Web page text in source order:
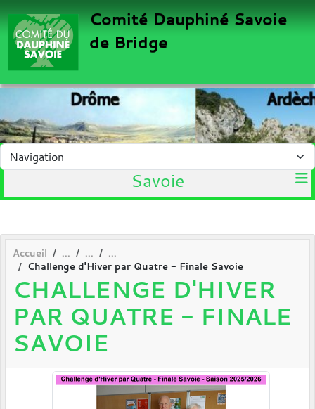
Comité Dauphiné Savoie
de Bridge
Savoie
Accueil
Challenge d'Hiver par Quatre - Finale Savoie
CHALLENGE D'HIVER
PAR QUATRE - FINALE
SAVOIE
Panneau de gestion des cookies